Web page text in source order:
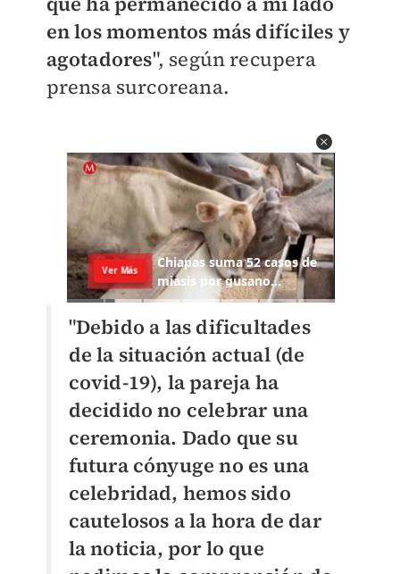
en los momentos más difíciles y
agotadores", según recupera
prensa surcoreana.
"Debido a las dificultades
de la situación actual (de
covid-19), la pareja ha
decidido no celebrar una
ceremonia. Dado que su
futura cónyuge no es una
celebridad, hemos sido
cautelosos a la hora de dar
la noticia, por lo que